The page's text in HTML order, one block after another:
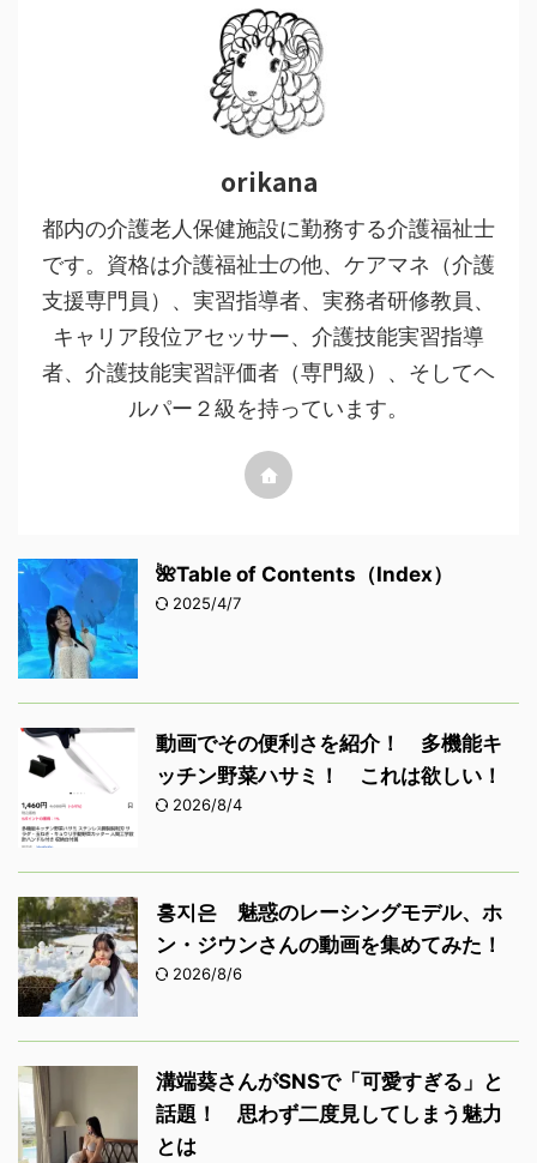
orikana
都内の介護老人保健施設に勤務する介護福祉士
です。資格は介護福祉士の他、ケアマネ（介護
支援専門員）、実習指導者、実務者研修教員、
キャリア段位アセッサー、介護技能実習指導
者、介護技能実習評価者（専門級）、そしてヘ
ルパー２級を持っています。
🌺Table of Contents（Index）
2025/4/7
動画でその便利さを紹介！ 多機能キ
ッチン野菜ハサミ！ これは欲しい！
2026/8/4
홍지은 魅惑のレーシングモデル、ホ
ン・ジウンさんの動画を集めてみた！
2026/8/6
溝端葵さんがSNSで「可愛すぎる」と
話題！ 思わず二度見してしまう魅力
とは